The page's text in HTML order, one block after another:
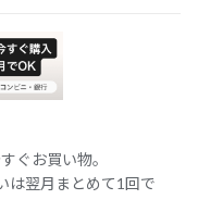
ぐお買い物。
は翌月まとめて1回で